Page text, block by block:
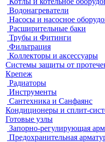
Водонагреватели
Насосы и насосное
Расширительные баки
Трубы и Фитинги
Фильтрация
Коллекторы и аксессуары
Системы защиты от
Крепеж
Радиаторы
Инструменты
Сантехника и Санфаянс
Кондиционеры и сплит-
Готовые узлы
Запорно-регулирующая
Предохранительная